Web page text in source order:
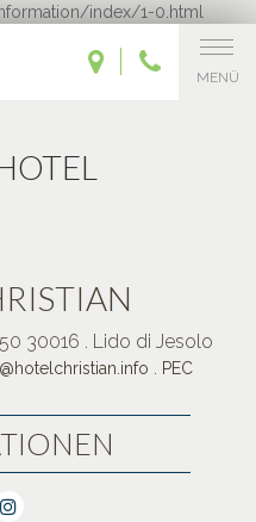
index/1-0.html
MENÜ
30016 . Lido di Jesolo
. PEC